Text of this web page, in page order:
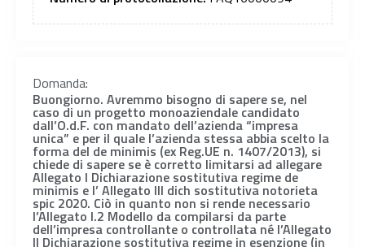
Domanda:
Buongiorno. Avremmo bisogno di sapere se, nel
caso di un progetto monoaziendale candidato
dall’O.d.F. con mandato dell’azienda “impresa
unica” e per il quale l’azienda stessa abbia scelto la
forma del de minimis (ex Reg.UE n. 1407/2013), si
chiede di sapere se è corretto limitarsi ad allegare
Allegato I Dichiarazione sostitutiva regime de
minimis e l’ Allegato III dich sostitutiva notorieta
spic 2020. Ciò in quanto non si rende necessario
l’Allegato I.2 Modello da compilarsi da parte
dell’impresa controllante o controllata né l’Allegato
II Dichiarazione sostitutiva regime in esenzione (in